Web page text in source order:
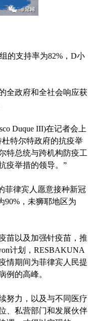
的支持率为82%，D小
全政府和全社会响应获
Duque III)在记者会上
特尔特政府的抗疫举
特总统与跨机构防疫工
疫举措的领导。”
菲律宾人愿意接种新冠
90%，未狮耶地区为
苗以及加强针疫苗，推
计划，RESBAKUNA
情期间为菲律宾人民提
例的高峰。
努力，以及与不同医疗
、私营部门和发展伙伴